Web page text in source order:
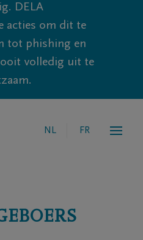
DELA
acties om dit te
tot phishing en
volledig uit te
NL FR